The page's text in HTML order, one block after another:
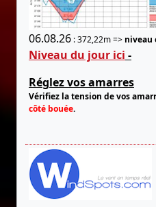
06.08.26 : 372,22m => niveau
Niveau du jour ici -
Réglez vos amarres
Vérifiez la tension de vos
côté bouée.